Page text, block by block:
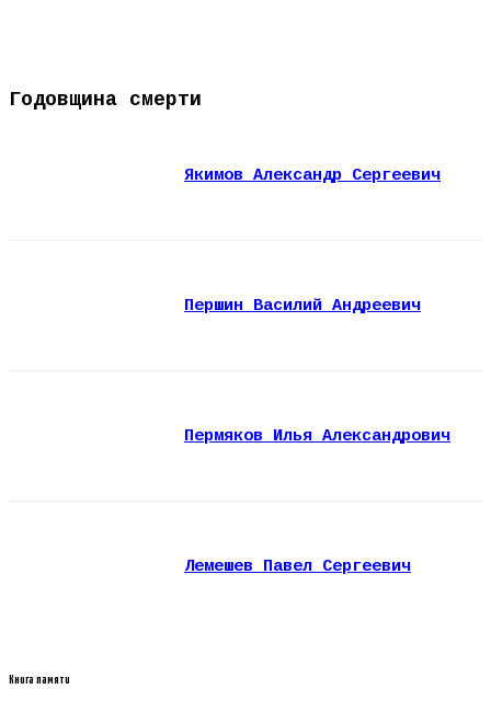
Годовщина смерти
Якимов Александр Сергеевич
Першин Василий Андреевич
Пермяков Илья Александрович
Лемешев Павел Сергеевич
Книга памяти